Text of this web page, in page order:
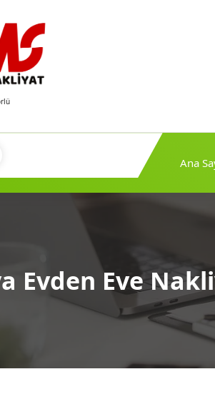
Ana
Evden Eve